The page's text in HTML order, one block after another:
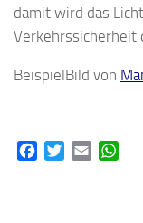
damit wird das
Verkehrssicherheit
BeispielBild von
FacebookTwitterEmail